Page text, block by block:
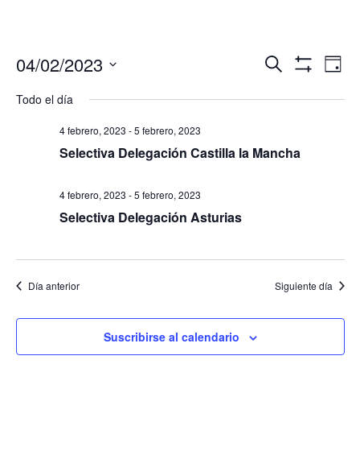
búsqueda
vistas
Buscar
de
Día
04/02/2023
fecha.
Todo el día
4 febrero, 2023 -5 febrero, 2023
Selectiva Delegación Castilla la Mancha
4 febrero, 2023 -5 febrero, 2023
Selectiva Delegación Asturias
Día anterior Siguiente día
Suscribirse al calendario